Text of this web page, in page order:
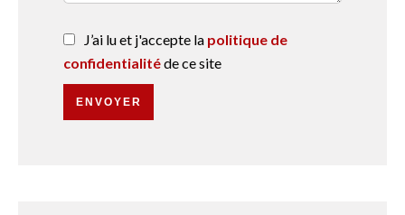
J’ai lu et j'accepte la politique de
confidentialitéde ce site
ENVOYER